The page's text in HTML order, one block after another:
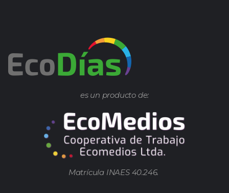
es un producto de:
Matrícula INAES 40.246.